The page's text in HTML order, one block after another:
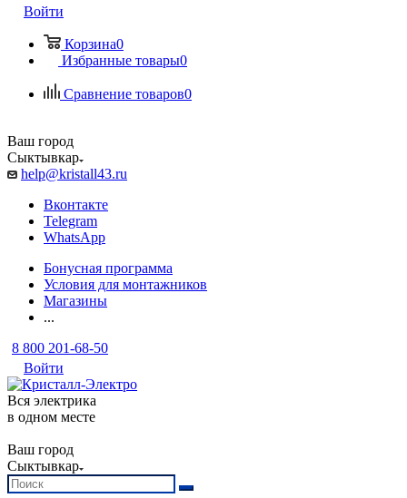
Войти
Корзина0
Избранные товары0
Сравнение товаров0
Ваш город
Сыктывкар
help@kristall43.ru
Вконтакте
Telegram
WhatsApp
Бонусная программа
Условия для монтажников
Магазины
...
8 800 201-68-50
Войти
Вся электрика
в одном месте
Ваш город
Сыктывкар